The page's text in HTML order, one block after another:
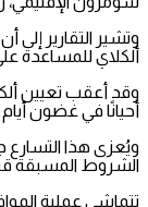
وتشير التقارير
ألكلاي للمساعدة
وقد أعقب تعيين
أحيانًا في غضون
ويُعزى هذا التسارع
الشروط المسبقة
تتماشى عملية